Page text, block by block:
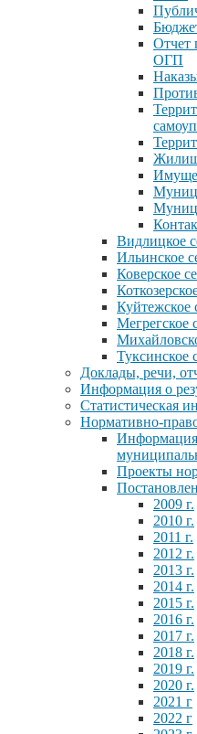
Отчет
ОГП
Видлицкое
Ильинское
Коверское
Куйтежское
Мегрегское
Туксинское
Доклады, речи,
Информация о
Статистическая
Нормативно-
Информация
Проекты
2009 г.
2010 г.
2011 г.
2012 г.
2013 г.
2014 г.
2015 г.
2016 г.
2017 г.
2018 г.
2019 г.
2020 г.
2021 г
2022 г